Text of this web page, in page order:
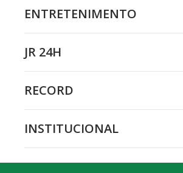
ENTRETENIMENTO
JR 24H
RECORD
INSTITUCIONAL